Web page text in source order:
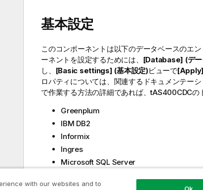
基本設定
このコンポーネントは以下のデータベースのエ
ーネントを設定するためには、 [Database] (デー
し、 [Basic settings] (基本設定)ビューで
ロパティについては、関連するドキュメンテー
で作業する方法の詳細であれば、tAS400CDCの
Greenplum
IBM DB2
Informix
Ingres
Microsoft SQL Server
Netezza
with our websites and to